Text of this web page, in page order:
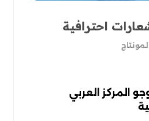
احترافية